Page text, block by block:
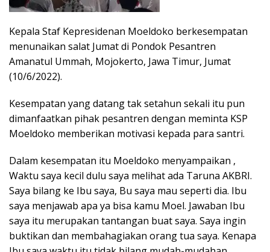
Kepala Staf Kepresidenan Moeldoko berkesempatan
menunaikan salat Jumat di Pondok Pesantren
Amanatul Ummah, Mojokerto, Jawa Timur, Jumat
(10/6/2022).
Kesempatan yang datang tak setahun sekali itu pun
dimanfaatkan pihak pesantren dengan meminta KSP
Moeldoko memberikan motivasi kepada para santri.
Dalam kesempatan itu Moeldoko menyampaikan ,
Waktu saya kecil dulu saya melihat ada Taruna AKBRI.
Saya bilang ke Ibu saya, Bu saya mau seperti dia. Ibu
saya menjawab apa ya bisa kamu Moel. Jawaban Ibu
saya itu merupakan tantangan buat saya. Saya ingin
buktikan dan membahagiakan orang tua saya. Kenapa